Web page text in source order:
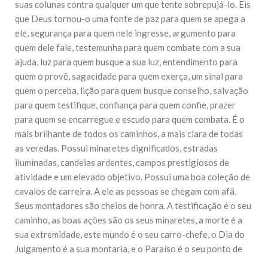
10 DE NOVEMBRO DE 2013
Falecimento do Imam Ali Ibn Al-Hussein
(A.S.)
data em que relembramos o martírio do quarto Imam dos
muçulmanos, o Imam Ali Ibn Al-Hussein Ibn Ali Ibn Abi Táleb
(A.S.), conhecido por “Zein Al-Ábidin” (Formosura
NOTÍCIAS
3 DE JULHO DE 2014
Centro Islâmico no Brasil recebe o ex-
ministro das Relações Exteriores da
República Islâmica do Irã
Na noite da quinta-feira, 03 de Abril, o Centro Islâmico no
Brasil recebeu em sua sede, em São Paulo, o ex-ministro das
Relações Exteriores da República Islâmica do Irã, Sr. Kamal
Kharrazi, que encontra-se visitando
suas colunas contra qualquer um que tente sobrepujá-lo. Eis
que Deus tornou-o uma fonte de paz para quem se apega a
ele, segurança para quem nele ingresse, argumento para
quem dele fale, testemunha para quem combate com a sua
ajuda, luz para quem busque a sua luz, entendimento para
quem o provê, sagacidade para quem exerça, um sinal para
quem o perceba, lição para quem busque conselho, salvação
para quem testifique, confiança para quem confie, prazer
para quem se encarregue e escudo para quem combata. É o
mais brilhante de todos os caminhos, a mais clara de todas
as veredas. Possui minaretes dignificados, estradas
iluminadas, candeias ardentes, campos prestigiosos de
atividade e um elevado objetivo. Possui uma boa coleção de
cavalos de carreira. A ele as pessoas se chegam com afã.
Seus montadores são cheios de honra. A testificação é o seu
caminho, as boas ações são os seus minaretes, a morte é a
sua extremidade, este mundo é o seu carro-chefe, o Dia do
Julgamento é a sua montaria, e o Paraíso é o seu ponto de